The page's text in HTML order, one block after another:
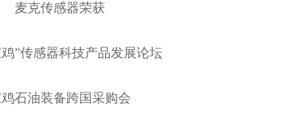
麦克传感器荣获
”传感器科技产品发展论坛
石油装备跨国采购会